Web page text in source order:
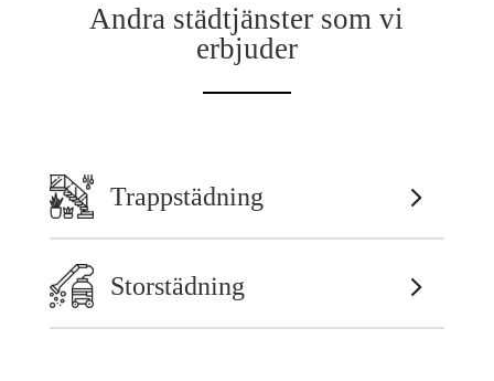
Andra städtjänster som vi
erbjuder
Trappstädning
Storstädning